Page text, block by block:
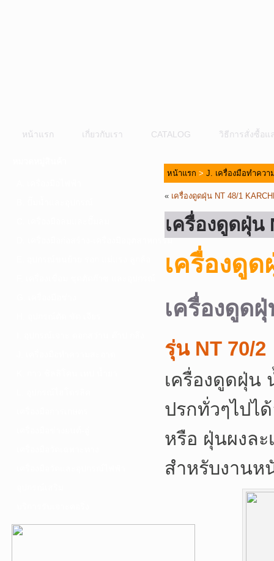
หน้าแรก เกี่ยวกับเรา CATALOG วิธีการสั่งซื้อแ
D. เครื่องมือก่อสร้าง-เครื่องมืออุตสาหกรรม
หน้าแรก > J. เครื่องมือทำควา
« เครื่องดูดฝุ่น NT 48/1
เครื่องดูดฝุ่น
เครื่องดูด
เครื่องดูด
รุ่น NT 70/2
เครื่องดูดฝุ่น
ปรกทั่วๆไปไ
หรือ ฝุ่นผงละ
สำหรับงานห